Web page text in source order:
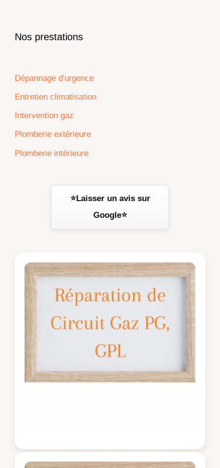
Nos prestations
Dépannage d'urgence
Entretien climatisation
Intervention gaz
Plomberie extérieure
Plomberie intérieure
⭐Laisser un avis sur
Google⭐